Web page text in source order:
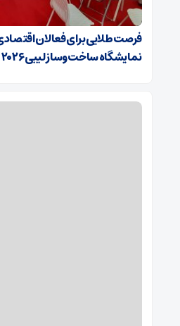
فرصت طلایی برای فعالان
نمایشگاه ساخت‌وساز لیبی ۲۰۲۶